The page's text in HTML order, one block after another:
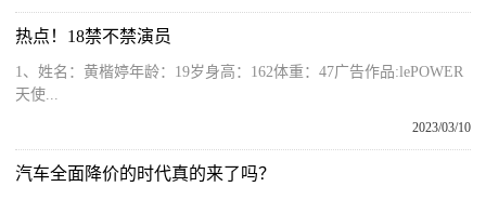
热点！18禁不禁演员
1、姓名：黄楷婷年龄：19岁身高：162体重：47广告作品:lePOWER
天使...
2023/03/10
汽车全面降价的时代真的来了吗？